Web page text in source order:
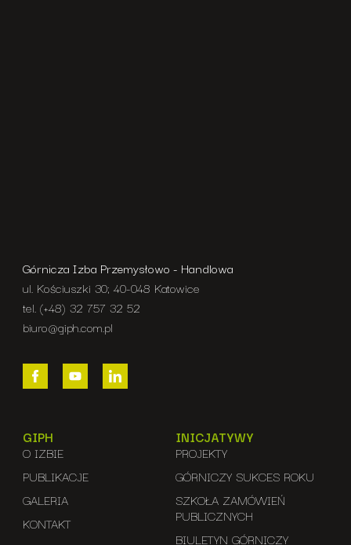
Górnicza Izba Przemysłowo - Handlowa
ul. Kościuszki 30; 40-048 Katowice
tel. (+48) 32 757 32 52
biuro@giph.com.pl
GIPH
O IZBIE
PUBLIKACJE
GALERIA
KONTAKT
INICJATYWY
PROJEKTY
GÓRNICZY SUKCES ROKU
SZKOŁA ZAMÓWIEŃ
PUBLICZNYCH
BIULETYN GÓRNICZY